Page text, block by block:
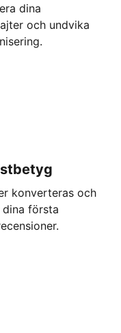
dina
och undvika
konverteras och
första